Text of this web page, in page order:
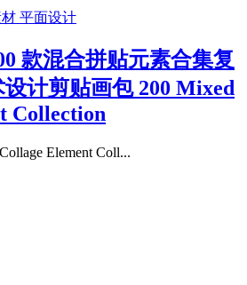
平面设计
款混合拼贴元素合集复
计剪贴画包 200 Mixed
Collection
Element Coll...